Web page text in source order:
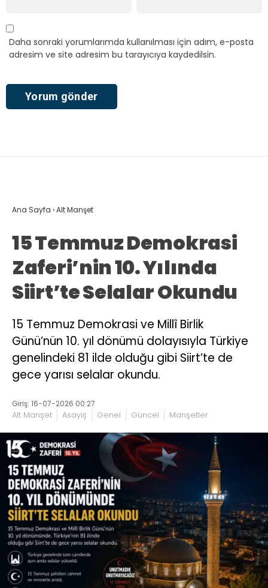
Daha sonraki yorumlarımda kullanılması için adım, e-posta
adresim ve site adresim bu tarayıcıya kaydedilsin.
Ana Sayfa ›Alt Manşet
15 Temmuz Demokrasi
Zaferi’nin 10. Yılında
Siirt’te Selalar Okundu
15 Temmuz Demokrasi ve Millî Birlik
Günü’nün 10. yıl dönümü dolayısıyla Türkiye
genelindeki 81 ilde olduğu gibi Siirt’te de
gece yarısı selalar okundu.
Giriş: 16-07-2026 00:27
Alt Manşet Asayiş Genel Güncel Manşetler